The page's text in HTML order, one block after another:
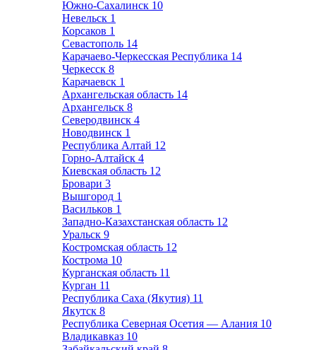
Южно-Сахалинск 10
Невельск 1
Корсаков 1
Севастополь 14
Карачаево-Черкесская Республика 14
Черкесск 8
Карачаевск 1
Архангельская область 14
Архангельск 8
Северодвинск 4
Новодвинск 1
Республика Алтай 12
Горно-Алтайск 4
Киевская область 12
Бровари 3
Вышгород 1
Васильков 1
Западно-Казахстанская область 12
Уральск 9
Костромская область 12
Кострома 10
Курганская область 11
Курган 11
Республика Саха (Якутия) 11
Якутск 8
Республика Северная Осетия — Алания 10
Владикавказ 10